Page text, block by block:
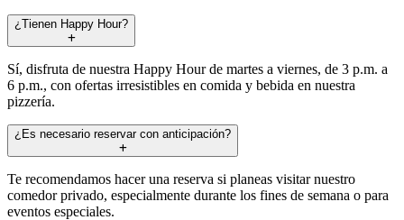
¿Tienen Happy Hour?
Sí, disfruta de nuestra Happy Hour de martes a viernes, de 3 p.m. a
6 p.m., con ofertas irresistibles en comida y bebida en nuestra
pizzería.
¿Es necesario reservar con anticipación?
Te recomendamos hacer una reserva si planeas visitar nuestro
comedor privado, especialmente durante los fines de semana o para
eventos especiales.